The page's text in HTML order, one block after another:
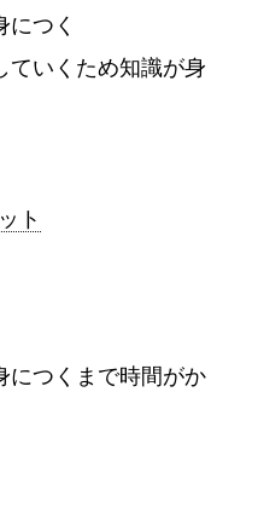
につく
ていくため知識が身
ト
につくまで時間がか